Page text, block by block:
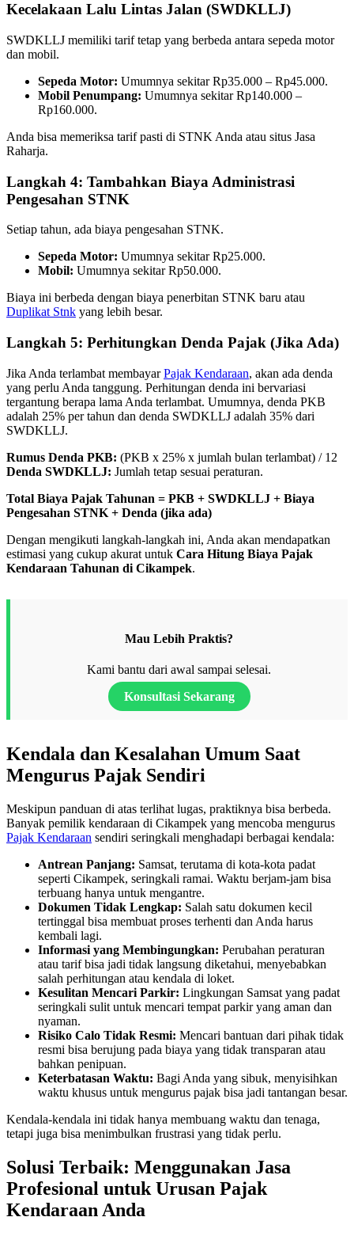
Kecelakaan Lalu Lintas Jalan (SWDKLLJ)
SWDKLLJ memiliki tarif tetap yang berbeda antara sepeda motor
dan mobil.
Sepeda Motor: Umumnya sekitar Rp35.000 – Rp45.000.
Mobil Penumpang: Umumnya sekitar Rp140.000 –
Rp160.000.
Anda bisa memeriksa tarif pasti di STNK Anda atau situs Jasa
Raharja.
Langkah 4: Tambahkan Biaya Administrasi
Pengesahan STNK
Setiap tahun, ada biaya pengesahan STNK.
Sepeda Motor: Umumnya sekitar Rp25.000.
Mobil: Umumnya sekitar Rp50.000.
Biaya ini berbeda dengan biaya penerbitan STNK baru atau
Duplikat Stnk yang lebih besar.
Langkah 5: Perhitungkan Denda Pajak (Jika Ada)
Jika Anda terlambat membayarPajak Kendaraan, akan ada denda
yang perlu Anda tanggung. Perhitungan denda ini bervariasi
tergantung berapa lama Anda terlambat. Umumnya, denda PKB
adalah 25% per tahun dan denda SWDKLLJ adalah 35% dari
SWDKLLJ.
Rumus Denda PKB: (PKB x 25% x jumlah bulan terlambat) / 12
Denda SWDKLLJ: Jumlah tetap sesuai peraturan.
Total Biaya Pajak Tahunan = PKB + SWDKLLJ + Biaya
Pengesahan STNK + Denda (jika ada)
Dengan mengikuti langkah-langkah ini, Anda akan mendapatkan
estimasi yang cukup akurat untuk Cara Hitung Biaya Pajak
Kendaraan Tahunan di Cikampek.
Mau Lebih Praktis?
Kami bantu dari awal sampai selesai.
Konsultasi Sekarang
Kendala dan Kesalahan Umum Saat
Mengurus Pajak Sendiri
Meskipun panduan di atas terlihat lugas, praktiknya bisa berbeda.
Banyak pemilik kendaraan di Cikampek yang mencoba mengurus
Pajak Kendaraan sendiri seringkali menghadapi berbagai kendala:
Antrean Panjang: Samsat, terutama di kota-kota padat
seperti Cikampek, seringkali ramai. Waktu berjam-jam bisa
terbuang hanya untuk mengantre.
Dokumen Tidak Lengkap: Salah satu dokumen kecil
tertinggal bisa membuat proses terhenti dan Anda harus
kembali lagi.
Informasi yang Membingungkan: Perubahan peraturan
atau tarif bisa jadi tidak langsung diketahui, menyebabkan
salah perhitungan atau kendala di loket.
Kesulitan Mencari Parkir: Lingkungan Samsat yang padat
seringkali sulit untuk mencari tempat parkir yang aman dan
nyaman.
Risiko Calo Tidak Resmi: Mencari bantuan dari pihak tidak
resmi bisa berujung pada biaya yang tidak transparan atau
bahkan penipuan.
Keterbatasan Waktu: Bagi Anda yang sibuk, menyisihkan
waktu khusus untuk mengurus pajak bisa jadi tantangan besar.
Kendala-kendala ini tidak hanya membuang waktu dan tenaga,
tetapi juga bisa menimbulkan frustrasi yang tidak perlu.
Solusi Terbaik: Menggunakan Jasa
Profesional untuk Urusan Pajak
Kendaraan Anda